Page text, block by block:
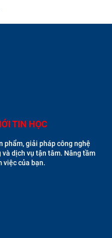
TIN HỌC
phẩm, giải pháp công nghệ
dịch vụ tận tâm. Nâng tầm
việc của bạn.